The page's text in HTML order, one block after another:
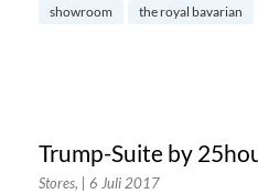
showroom
the royal bavarian
Trump-Suite by
Stores, | 6 Juli 2017